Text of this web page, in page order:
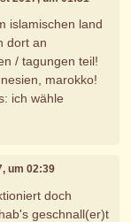
islamischen land
dort an
/ tagungen teil!
marokko!
ich wähle
um 02:39
doch
geschnall(er)t